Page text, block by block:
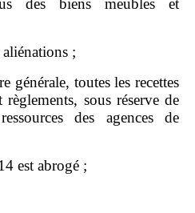
des biens meubles et
;
générale, toutes les recettes
sous réserve de
des agences de
est abrogé ;